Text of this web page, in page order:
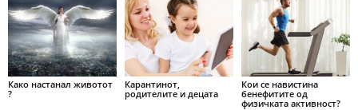
Како настанал животот
?
Карантинот,
родителите и децата
Кои се навистина
бенефитите од
физичката активност?